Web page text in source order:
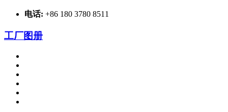
电话: +86 180 3780 8511
工厂图册